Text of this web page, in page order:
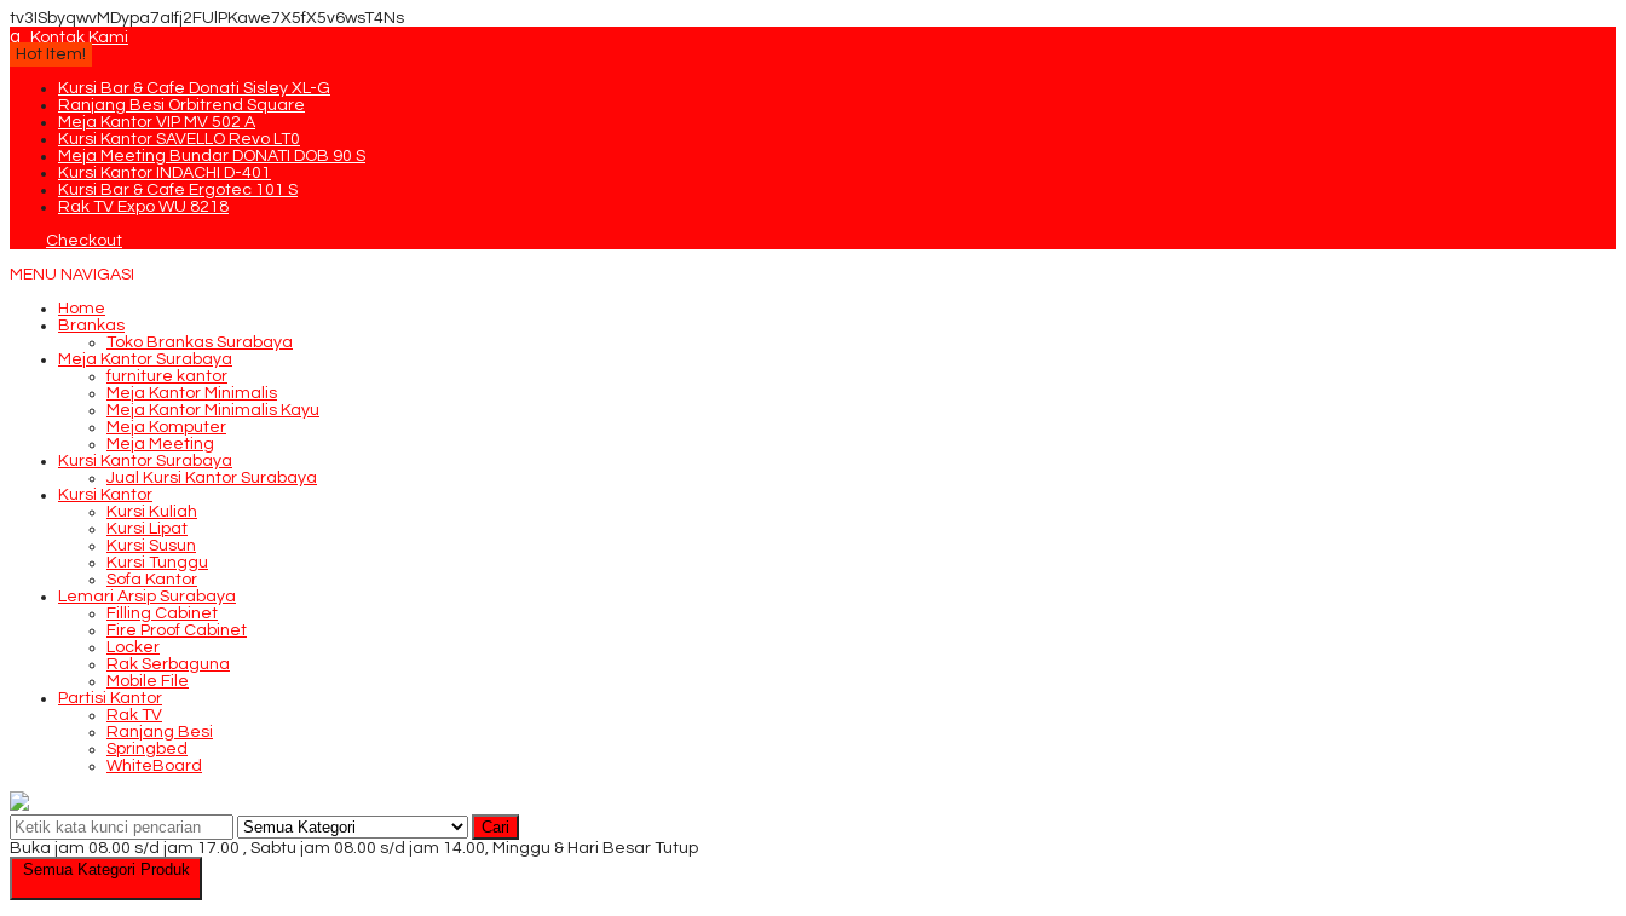
tv3ISbyqwvMDypa7aIfj2FUlPKawe7X5fX5v6wsT4Ns
q
Kontak Kami
Hot Item!
Kursi Bar & Cafe Donati Sisley XL-G
Ranjang Besi Orbitrend Square
Meja Kantor VIP MV 502 A
Kursi Kantor SAVELLO Revo LT0
Meja Meeting Bundar DONATI DOB 90 S
Kursi Kantor INDACHI D-401
Kursi Bar & Cafe Ergotec 101 S
Rak TV Expo WU 8218
Checkout
MENU NAVIGASI
Home
Brankas
Toko Brankas Surabaya
Meja Kantor Surabaya
furniture kantor
Meja Kantor Minimalis
Meja Kantor Minimalis Kayu
Meja Komputer
Meja Meeting
Kursi Kantor Surabaya
Jual Kursi Kantor Surabaya
Kursi Kantor
Kursi Kuliah
Kursi Lipat
Kursi Susun
Kursi Tunggu
Sofa Kantor
Lemari Arsip Surabaya
Filling Cabinet
Fire Proof Cabinet
Locker
Rak Serbaguna
Mobile File
Partisi Kantor
Rak TV
Ranjang Besi
Springbed
WhiteBoard
Cari
Buka jam 08.00 s/d jam 17.00 , Sabtu jam 08.00 s/d jam 14.00, Minggu & Hari Besar Tutup
Semua Kategori Produk